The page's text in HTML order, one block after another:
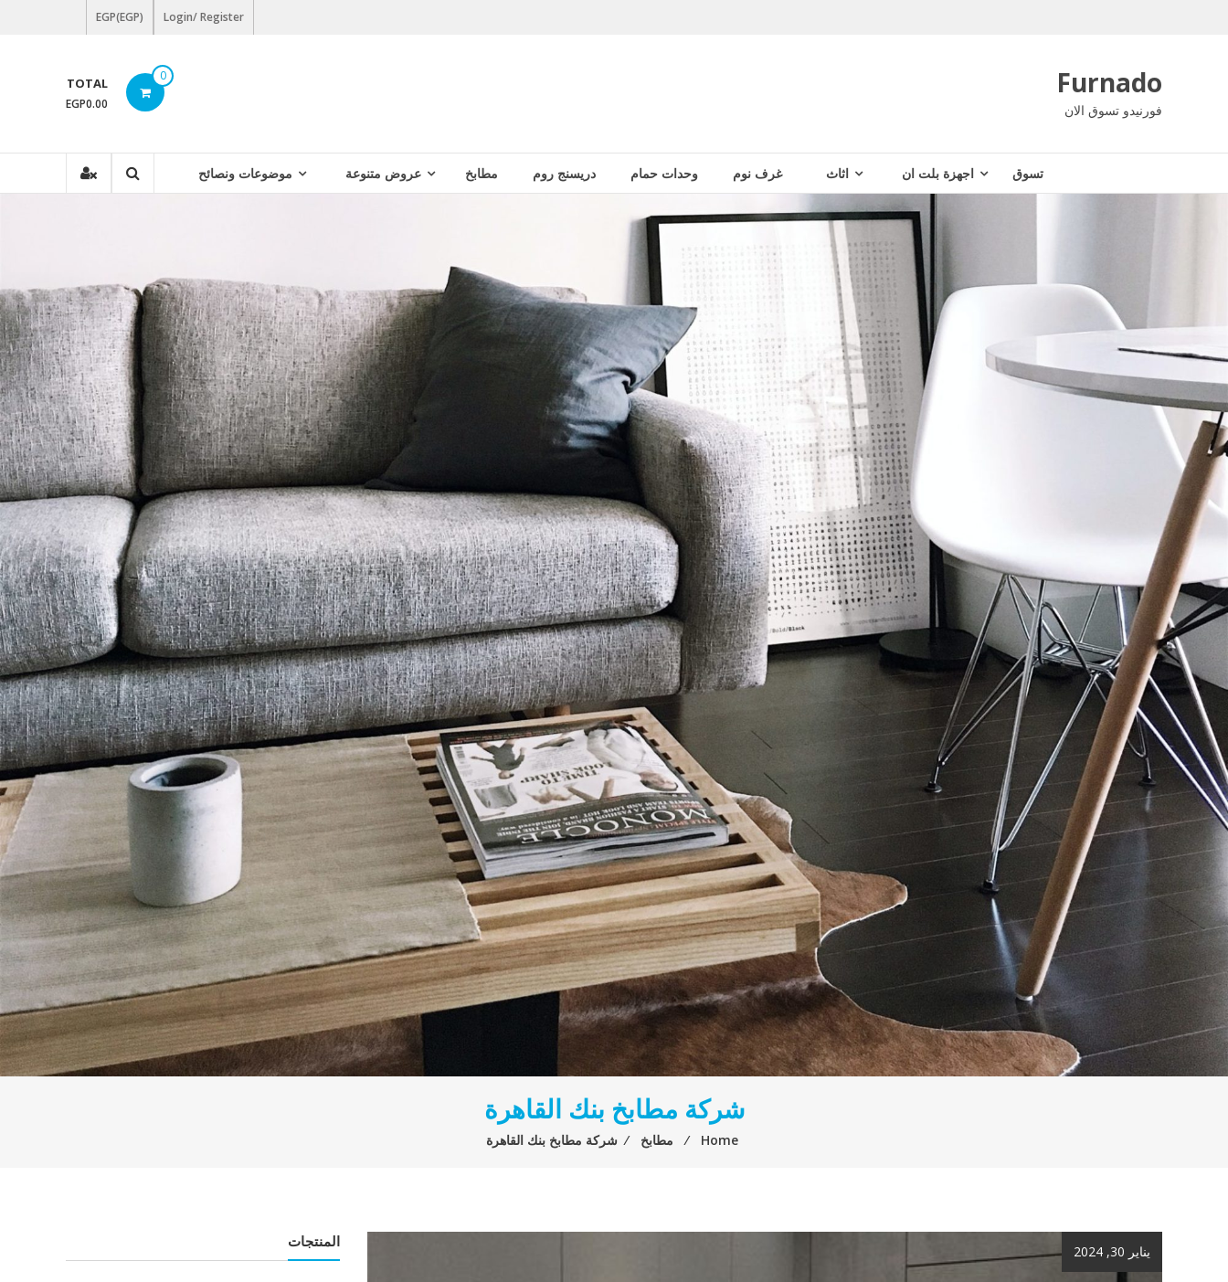
Login/ Register
EGP(EGP)
Furnado
فورنيدو تسوق الان
0
TOTAL
EGP0.00
تسوق اجهزة بلت ان اثاث غرف نوم وحدات حمام دريسنج روم مطابخ عروض متنوعة موضوعات ونصائح
شركة مطابخ بنك القاهرة
Home
⁄ مطابخ ⁄ شركة مطابخ بنك القاهرة
يناير 30, 2024
المنتجات